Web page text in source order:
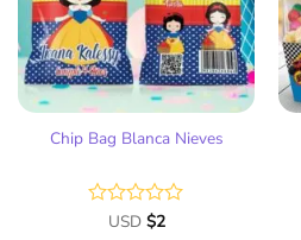
Chip Bag Blanca Nieves
Valorado
USD $2